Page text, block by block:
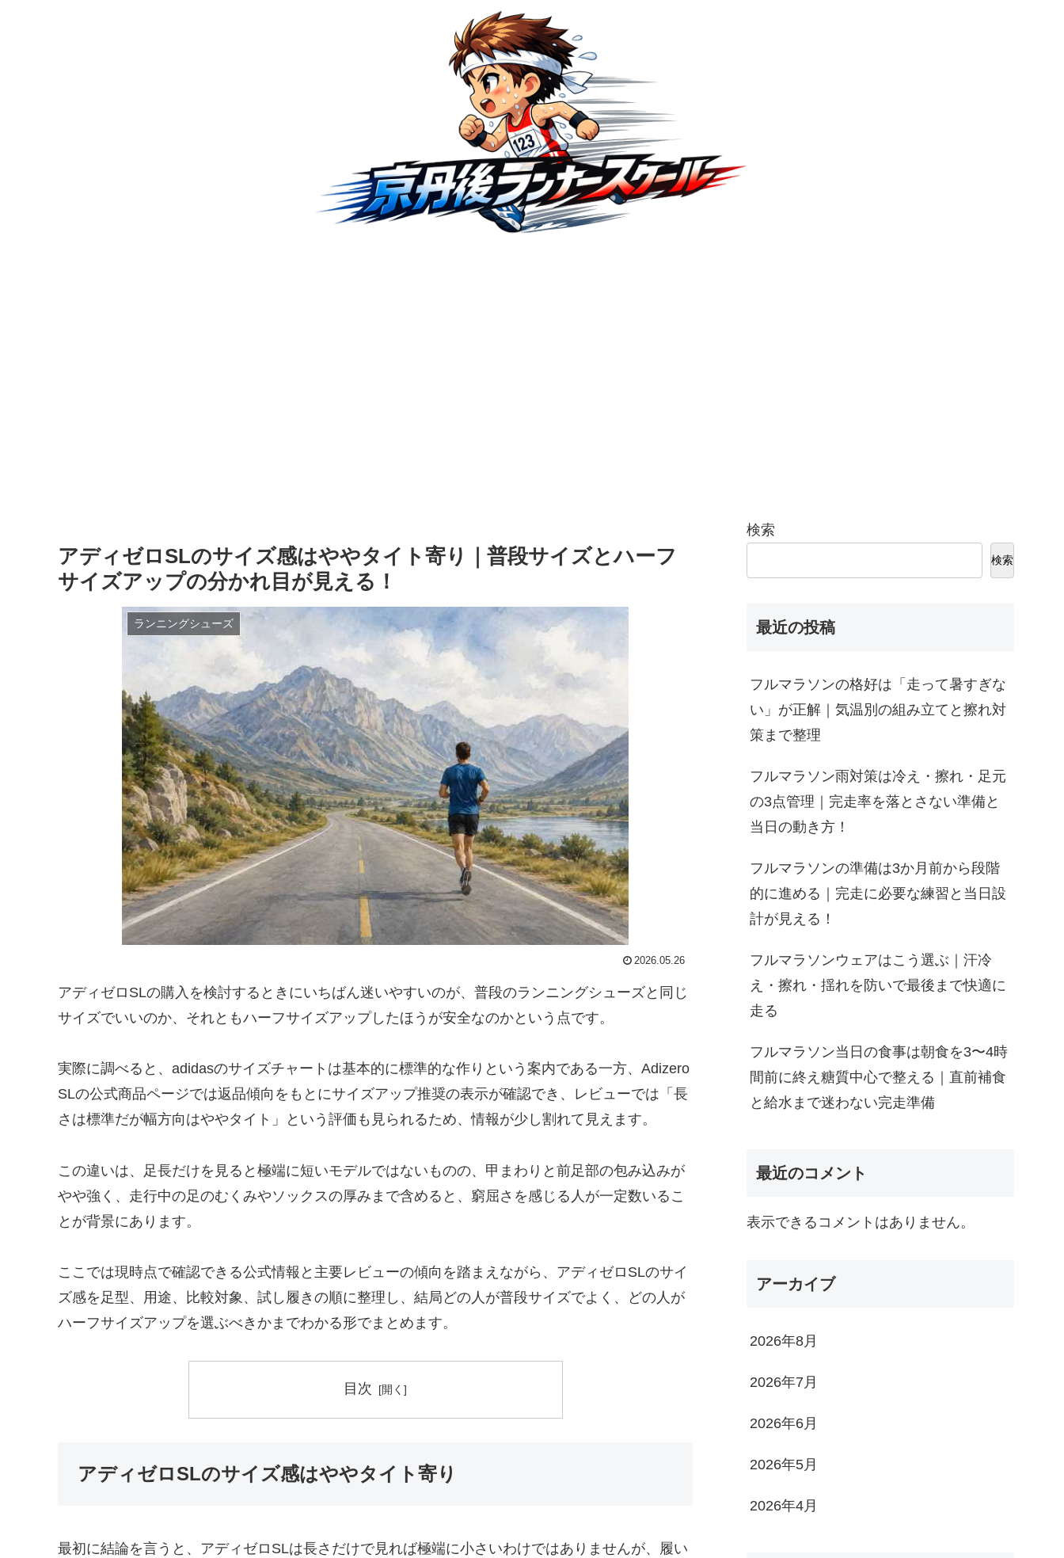
アディゼロSLのサイズ感はややタイト寄り｜普段サイズとハーフ
サイズアップの分かれ目が見える！
ランニングシューズ
2026.05.26
アディゼロSLの購入を検討するときにいちばん迷いやすいのが、普段のランニングシューズと同じ
サイズでいいのか、それともハーフサイズアップしたほうが安全なのかという点です。
実際に調べると、adidasのサイズチャートは基本的に標準的な作りという案内である一方、Adizero
SLの公式商品ページでは返品傾向をもとにサイズアップ推奨の表示が確認でき、レビューでは「長
さは標準だが幅方向はややタイト」という評価も見られるため、情報が少し割れて見えます。
この違いは、足長だけを見ると極端に短いモデルではないものの、甲まわりと前足部の包み込みが
やや強く、走行中の足のむくみやソックスの厚みまで含めると、窮屈さを感じる人が一定数いるこ
とが背景にあります。
ここでは現時点で確認できる公式情報と主要レビューの傾向を踏まえながら、アディゼロSLのサイ
ズ感を足型、用途、比較対象、試し履きの順に整理し、結局どの人が普段サイズでよく、どの人が
ハーフサイズアップを選ぶべきかまでわかる形でまとめます。
目次
アディゼロSLのサイズ感はややタイト寄り
最初に結論を言うと、アディゼロSLは長さだけで見れば極端に小さいわけではありませんが、履い
検索
検索
最近の投稿
フルマラソンの格好は「走って暑すぎな
い」が正解｜気温別の組み立てと擦れ対
策まで整理
フルマラソン雨対策は冷え・擦れ・足元
の3点管理｜完走率を落とさない準備と
当日の動き方！
フルマラソンの準備は3か月前から段階
的に進める｜完走に必要な練習と当日設
計が見える！
フルマラソンウェアはこう選ぶ｜汗冷
え・擦れ・揺れを防いで最後まで快適に
走る
フルマラソン当日の食事は朝食を3〜4時
間前に終え糖質中心で整える｜直前補食
と給水まで迷わない完走準備
最近のコメント
表示できるコメントはありません。
アーカイブ
2026年8月
2026年7月
2026年6月
2026年5月
2026年4月